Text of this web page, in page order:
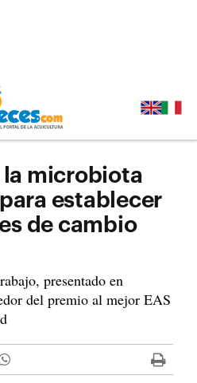
principal
la microbiota
establecer
de cambio
presentado en
del premio al mejor EAS